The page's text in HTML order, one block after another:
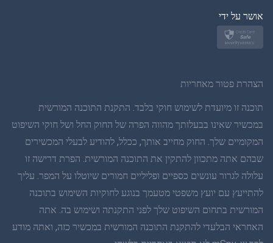
תאית
סינית פשוטה
דנית
הינדי
אושר על ידי
הצהרת פטור מאחריות
תוכנה זו מיועדת לשימוש חוקי בלבד. התקנת התוכנה המורשית
במכשיר שאינו בבעלותך מהווה הפרה של החוק החל ושל חוקי השיפוט
המקומיים שלך. החוק מחייב אותך, ככלל, להודיע לבעלי המכשירים
שבהם אתה מתכוון להתקין את התוכנה המורשית. הפרת דרישה זו
עלולה לגרור עונשים כספיים ופליליים חמורים שיוטלו על המפר. עליך
להתייעץ עם יועץ משפטי מטעמך בנוגע לחוקיות השימוש בתוכנה
המורשית בתחום השיפוט שלך לפני התקנתה ושימוש בה. אתה
האחראי הבלעדי להתקנת התוכנה המורשית במכשיר כזה, ואתה מודע